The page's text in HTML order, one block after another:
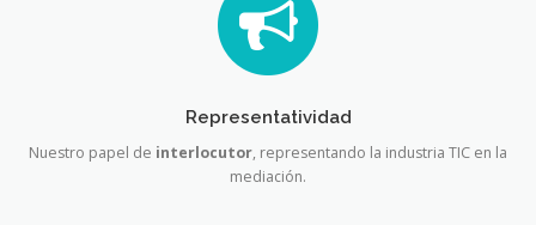
Representatividad
Nuestro papel de interlocutor, representando la industria TIC en la
mediación.